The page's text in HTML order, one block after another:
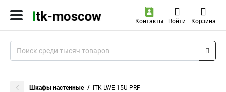
Контакты Войти Корзина
Шкафы настенные ITK LWE-15U-PRF